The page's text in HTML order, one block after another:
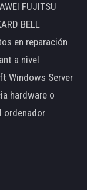
FUJITSU
BELL
en reparación
a nivel
Windows Server
hardware o
ordenador